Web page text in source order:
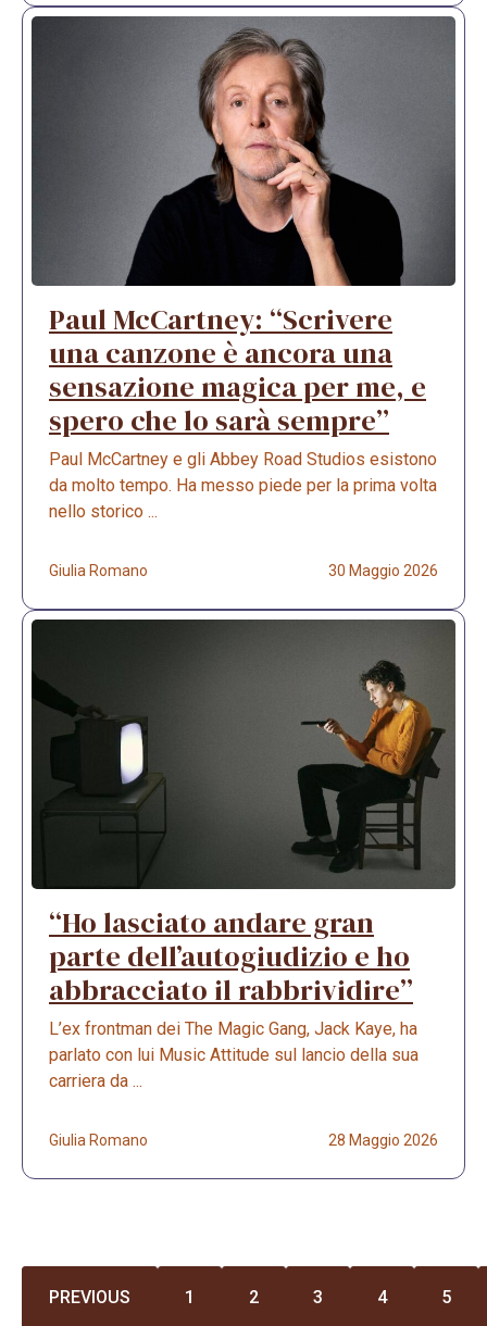
Paul McCartney: “Scrivere
una canzone è ancora una
sensazione magica per me, e
spero che lo sarà sempre”
Paul McCartney e gli Abbey Road Studios esistono
da molto tempo. Ha messo piede per la prima volta
nello storico ...
Giulia Romano 30 Maggio 2026
“Ho lasciato andare gran
parte dell’autogiudizio e ho
abbracciato il rabbrividire”
L’ex frontman dei The Magic Gang, Jack Kaye, ha
parlato con lui Music Attitude sul lancio della sua
carriera da ...
Giulia Romano 28 Maggio 2026
PREVIOUS 1 2 3 4 5